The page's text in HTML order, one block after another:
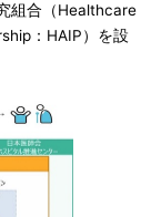
組合（Healthcare
：HAIP）を設